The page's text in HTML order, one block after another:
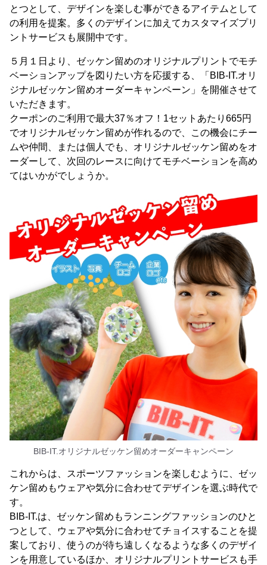
とつとして、デザインを楽しむ事ができるアイテムとして
の利用を提案。多くのデザインに加えてカスタマイズプリ
ントサービスも展開中です。
５月１日より、ゼッケン留めのオリジナルプリントでモチ
ベーションアップを図りたい方を応援する、「BIB-IT.オリ
ジナルゼッケン留めオーダーキャンペーン」を開催させて
いただきます。
クーポンのご利用で最大37％オフ！1セットあたり665円
でオリジナルゼッケン留めが作れるので、この機会にチー
ムや仲間、または個人でも、オリジナルゼッケン留めをオ
ーダーして、次回のレースに向けてモチベーションを高め
てはいかがでしょうか。
BIB-IT.オリジナルゼッケン留めオーダーキャンペーン
これからは、スポーツファッションを楽しむように、ゼッ
ケン留めもウェアや気分に合わせてデザインを選ぶ時代で
す。
BIB-IT.は、ゼッケン留めもランニングファッションのひと
つとして、ウェアや気分に合わせてチョイスすることを提
案しており、使うのが待ち遠しくなるような多くのデザイ
ンを用意しているほか、オリジナルプリントサービスも手